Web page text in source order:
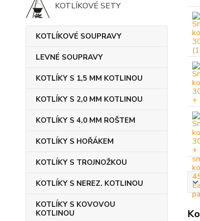
KOTLÍKOVÉ SETY
KOTLÍKOVÉ SOUPRAVY
LEVNÉ SOUPRAVY
KOTLÍKY S 1,5 MM KOTLINOU
KOTLÍKY S 2,0 MM KOTLINOU
KOTLÍKY S 4,0 MM ROŠTEM
KOTLÍKY S HOŘÁKEM
KOTLÍKY S TROJNOŽKOU
KOTLÍKY S NEREZ. KOTLINOU
KOTLÍKY S KOVOVOU
KOTLINOU